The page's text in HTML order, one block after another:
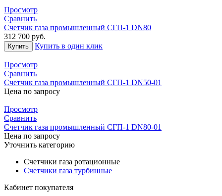
Просмотр
Сравнить
Счетчик газа промышленный СГП-1 DN80
312 700 руб.
Купить Купить в один клик
Просмотр
Сравнить
Счетчик газа промышленный СГП-1 DN50-01
Цена по запросу
Просмотр
Сравнить
Счетчик газа промышленный СГП-1 DN80-01
Цена по запросу
Уточнить категорию
Счетчики газа ротационные
Счетчики газа турбинные
Кабинет покупателя